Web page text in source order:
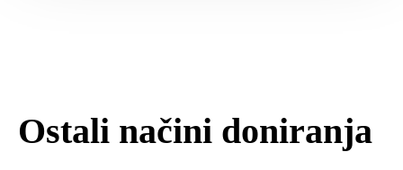
Ostali načini doniranja